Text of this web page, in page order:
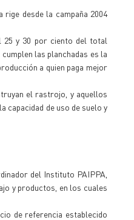
desde la campaña 2004
25 y 30 por ciento del total
las planchadas es la
a quien paga mejor
el rastrojo, y aquellos
capacidad de uso de suelo y
del Instituto PAIPPA,
y productos, en los cuales
de referencia establecido